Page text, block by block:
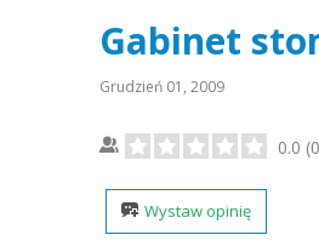
Gabinet
Grudzień 01, 2009
0.0 (0
Wystaw opinię